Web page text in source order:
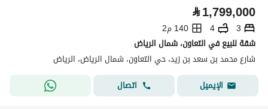
⃁1,799,000
3
4
140 م2
شقة للبيع في التعاون، شمال الرياض
شارع محمد بن سعد بن زيد، حي التعاون، شمال الرياض، الرياض
الإيميل
اتصال